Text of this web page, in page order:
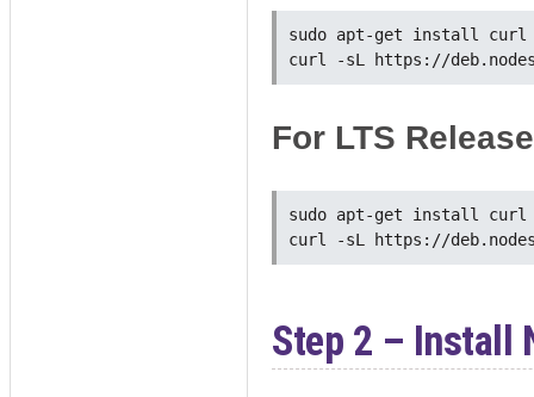
For LTS Release
Step 2 – Install